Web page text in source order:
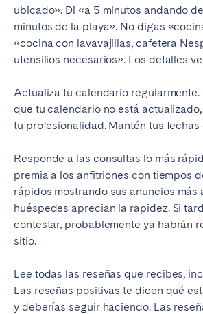
ubicado». Di «a 5 minutos andando
minutos de la playa». No digas
«cocina con lavavajillas, cafetera
utensilios necesarios». Los detalles
Actualiza tu calendario regularmente.
que tu calendario no está
tu profesionalidad. Mantén tus
Responde a las consultas lo más
premia a los anfitriones con tiempos
rápidos mostrando sus anuncios más
huéspedes aprecian la rapidez. Si
contestar, probablemente ya habrán
sitio.
Lee todas las reseñas que recibes,
Las reseñas positivas te dicen qué
y deberías seguir haciendo. Las